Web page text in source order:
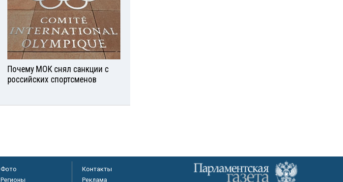
Почему МОК снял санкции с
российских спортсменов
Фото
Регионы
Контакты
Реклама